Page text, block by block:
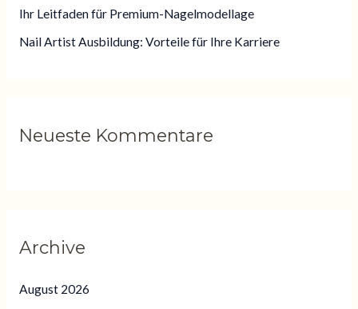
h
:
Ihr Leitfaden für Premium-Nagelmodellage
Nail Artist Ausbildung: Vorteile für Ihre Karriere
Neueste Kommentare
Archive
August 2026